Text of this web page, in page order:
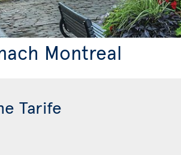
Montreal
Tarife